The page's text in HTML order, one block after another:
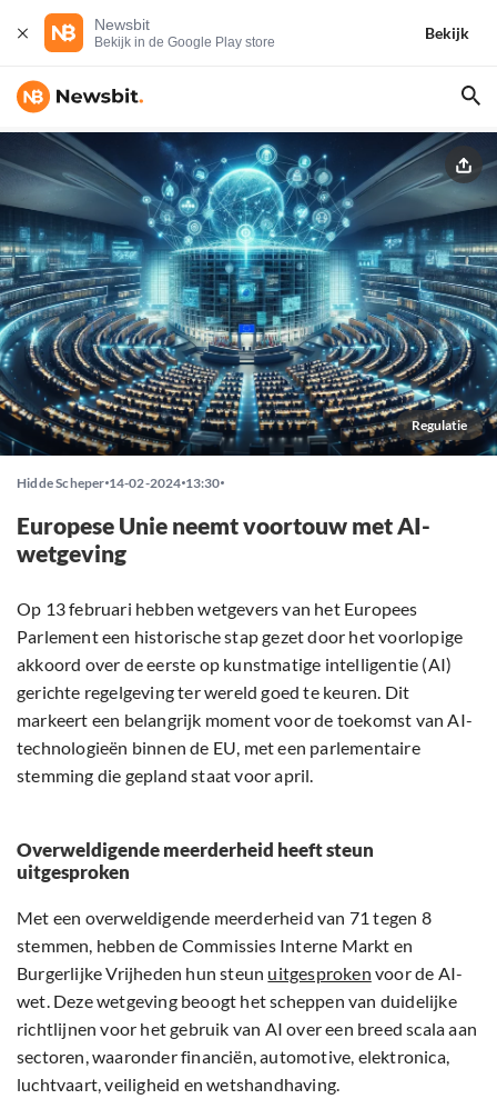
Newsbit
Bekijk in de Google Play store
Bekijk
Regulatie
Hidde Scheper 14-02-2024 13:30
Europese Unie neemt voortouw met AI-
wetgeving
Op 13 februari hebben wetgevers van het Europees
Parlement een historische stap gezet door het voorlopige
akkoord over de eerste op kunstmatige intelligentie (AI)
gerichte regelgeving ter wereld goed te keuren. Dit
markeert een belangrijk moment voor de toekomst van AI-
technologieën binnen de EU, met een parlementaire
stemming die gepland staat voor april.
Overweldigende meerderheid heeft steun
uitgesproken
Met een overweldigende meerderheid van 71 tegen 8
stemmen, hebben de Commissies Interne Markt en
Burgerlijke Vrijheden hun steun uitgesproken voor de AI-
wet. Deze wetgeving beoogt het scheppen van duidelijke
richtlijnen voor het gebruik van AI over een breed scala aan
sectoren, waaronder financiën, automotive, elektronica,
luchtvaart, veiligheid en wetshandhaving.